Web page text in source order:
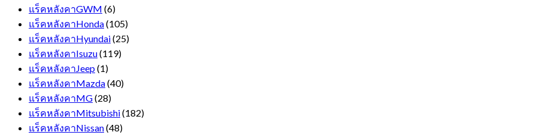
แร็คหลังคาGWM (6)
แร็คหลังคาHonda(105)
แร็คหลังคาHyundai(25)
แร็คหลังคาIsuzu(119)
แร็คหลังคาJeep(1)
แร็คหลังคาMazda(40)
แร็คหลังคาMG(28)
แร็คหลังคาMitsubishi(182)
แร็คหลังคาNissan(48)